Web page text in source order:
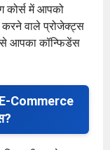
कोर्स में आपको
करने वाले प्रोजेक्ट्स
आपका कॉन्फिडेंस
Commerce